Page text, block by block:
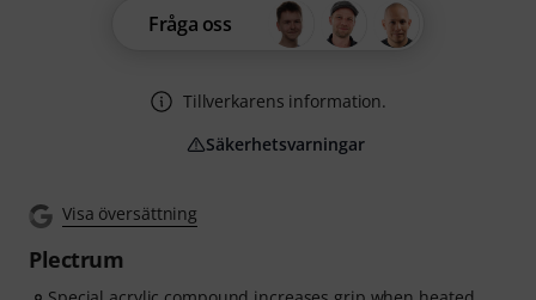
Visa översättning
Plectrum
Fråga oss
Tillverkarens information.
Säkerhetsvarningar